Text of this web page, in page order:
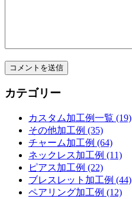
カテゴリー
カスタム加工例一覧 (19)
その他加工例 (35)
チャーム加工例 (64)
ネックレス加工例 (11)
ピアス加工例 (22)
ブレスレット加工例 (44)
ペアリング加工例 (12)